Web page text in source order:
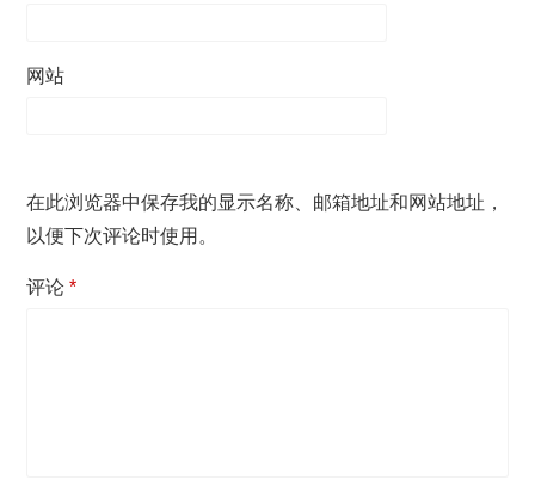
网站
在此浏览器中保存我的显示名称、邮箱地址和网站地址，
以便下次评论时使用。
评论*